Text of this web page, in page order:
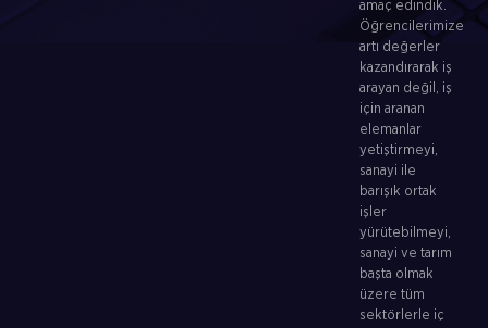
amaç edindik.
Öğrencilerimize
artı değerler
kazandırarak iş
arayan değil, iş
için aranan
elemanlar
yetiştirmeyi,
sanayi ile
barışık ortak
işler
yürütebilmeyi,
sanayi ve tarım
başta olmak
üzere tüm
sektörlerle iç